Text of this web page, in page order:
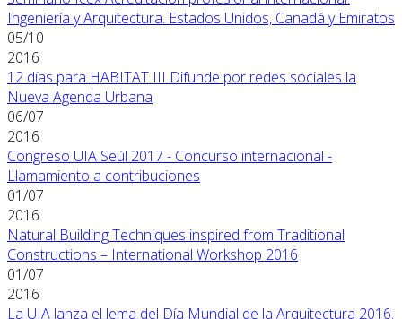
Ingeniería y Arquitectura. Estados Unidos, Canadá y Emiratos
05/10
2016
12 días para HABITAT III Difunde por redes sociales la
Nueva Agenda Urbana
06/07
2016
Congreso UIA Seúl 2017 - Concurso internacional -
Llamamiento a contribuciones
01/07
2016
Natural Building Techniques inspired from Traditional
Constructions – International Workshop 2016
01/07
2016
La UIA lanza el lema del Día Mundial de la Arquitectura 2016.